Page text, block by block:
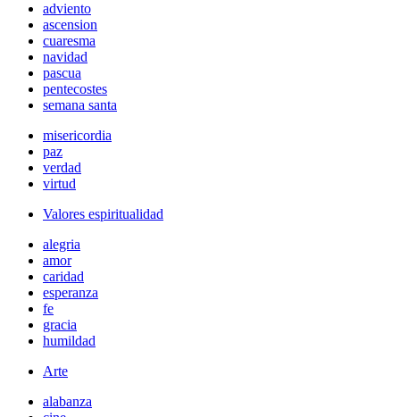
adviento
ascension
cuaresma
navidad
pascua
pentecostes
semana santa
misericordia
paz
verdad
virtud
Valores espiritualidad
alegria
amor
caridad
esperanza
fe
gracia
humildad
Arte
alabanza